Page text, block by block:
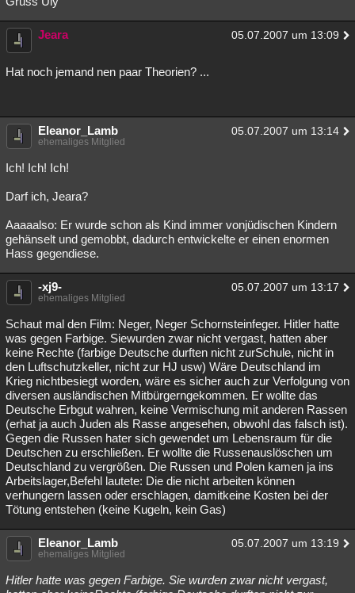
Jeara 05.07.2007 um 13:09
Hat noch jemand nen paar Theorien? ...
Eleanor_Lamb 05.07.2007 um 13:14
ehemaliges Mitglied
Ich! Ich! Ich!
Darf ich, Jeara?
Aaaaalso: Er wurde schon als Kind immer vonjüdischen Kindern
gehänselt und gemobbt, dadurch entwickelte er einen enormen
Hass gegendiese.
-xj9- 05.07.2007 um 13:17
ehemaliges Mitglied
Schaut mal den Film: Neger, Neger Schornsteinfeger. Hitler hatte
was gegen Farbige. Siewurden zwar nicht vergast, hatten aber
keine Rechte (farbige Deutsche durften nicht zurSchule, nicht in
den Luftschutzkeller, nicht zur HJ usw) Wäre Deutschland im
Krieg nichtbesiegt worden, wäre es sicher auch zur Verfolgung von
diversen ausländischen Mitbürgerngekommen. Er wollte das
Deutsche Erbgut wahren, keine Vermischung mit anderen Rassen
(erhat ja auch Juden als Rasse angesehen, obwohl das falsch ist).
Gegen die Russen hater sich gewendet um Lebensraum für die
Deutschen zu erschließen. Er wollte die Russenauslöschen um
Deutschland zu vergrößen. Die Russen und Polen kamen ja ins
Arbeitslager,Befehl lautete: Die die nicht arbeiten können
verhungern lassen oder erschlagen, damitkeine Kosten bei der
Tötung entstehen (keine Kugeln, kein Gas)
Eleanor_Lamb 05.07.2007 um 13:19
ehemaliges Mitglied
Hitler hatte was gegen Farbige. Sie wurden zwar nicht vergast,